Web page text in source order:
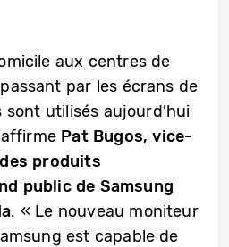
aux centres de
par les écrans de
utilisés aujourd’hui
Pat Bugos, vice-
produits
public de Samsung
. « Le nouveau moniteur
est capable de